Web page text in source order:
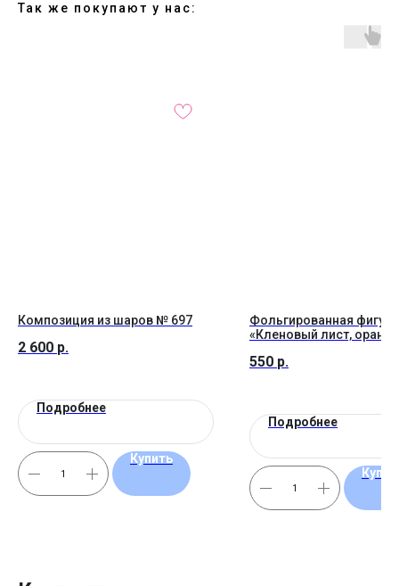
Так же покупают у нас:
Композиция из шаров № 697
2 600 р.
Подробнее
Купить
Фольгированная фигура
«Кленовый лист,
550 р.
Подробнее